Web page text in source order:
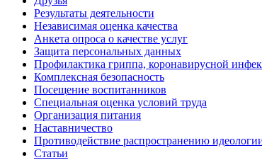
Результаты деятельности
Независимая оценка качества
Анкета опроса о качестве услуг
Защита персональных данных
Профилактика гриппа, коронавирусной
Комплексная безопасность
Посещение воспитанников
Специальная оценка условий труда
Организация питания
Наставничество
Противодействие распространению
Статьи